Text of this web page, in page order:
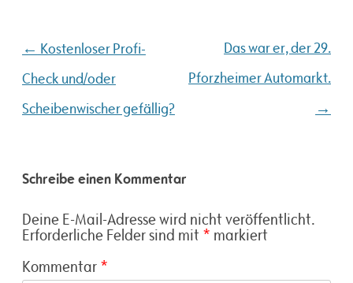
Beitragsnavigation
← Kostenloser Profi-
Check und/oder
Scheibenwischer gefällig?
Das war er, der 29.
Pforzheimer Automarkt.
→
Schreibe einen Kommentar
Deine E-Mail-Adresse wird nicht veröffentlicht.
Erforderliche Felder sind mit * markiert
Kommentar *